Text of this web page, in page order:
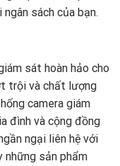
sách của bạn.
sát hoàn hảo cho
trội và chất lượng
camera giám
đình và cộng đồng
ngại liên hệ với
những sản phẩm